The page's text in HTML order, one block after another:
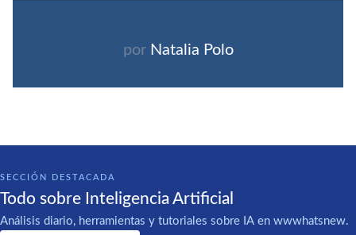
por Natalia Polo
SECCIÓN DESTACADA
Todo sobre Inteligencia Artificial
Análisis diario, herramientas y tutoriales sobre IA en wwwhatsnew.